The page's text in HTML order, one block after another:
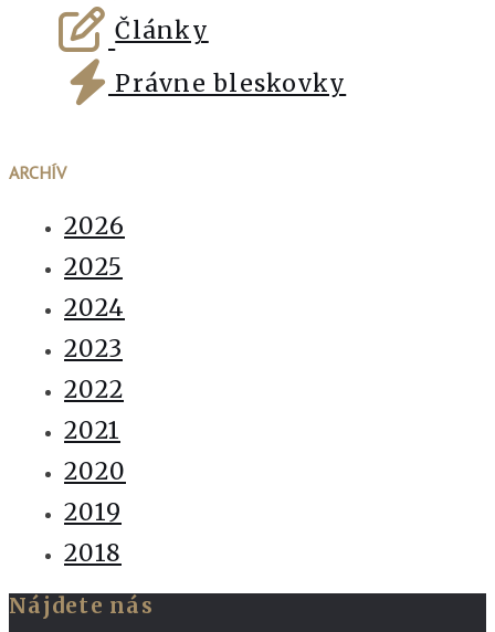
Články
Právne bleskovky
ARCHÍV
2026
2025
2024
2023
2022
2021
2020
2019
2018
Nájdete nás